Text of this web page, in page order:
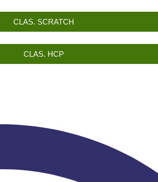
CLAS. SCRATCH
CLAS. HCP